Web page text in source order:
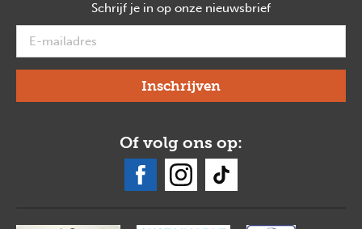
Schrijf je in op onze nieuwsbrief
Of volg ons op: